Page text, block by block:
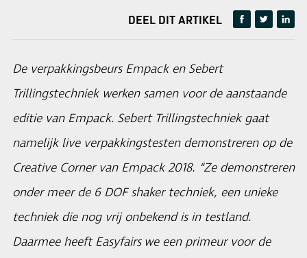
DEEL DIT ARTIKEL
De verpakkingsbeurs Empack en Sebert
Trillingstechniek werken samen voor de aanstaande
editie van Empack. Sebert Trillingstechniek gaat
namelijk live verpakkingstesten demonstreren op de
Creative Corner van Empack 2018. “Ze demonstreren
onder meer de 6 DOF shaker techniek, een unieke
techniek die nog vrij onbekend is in testland.
Daarmee heeft Easyfairs we een primeur voor de